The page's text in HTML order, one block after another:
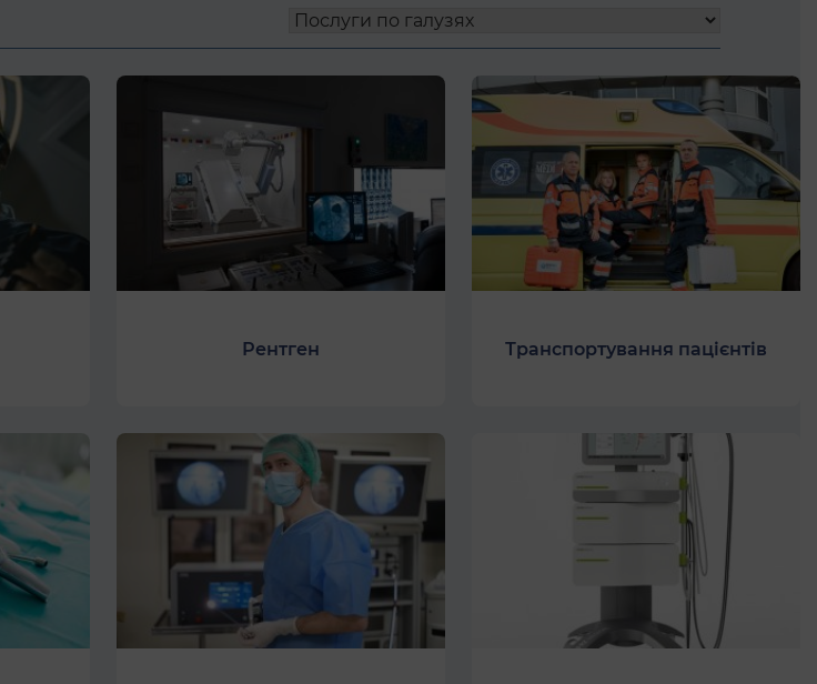
Рентген Транспортування пацієнтів